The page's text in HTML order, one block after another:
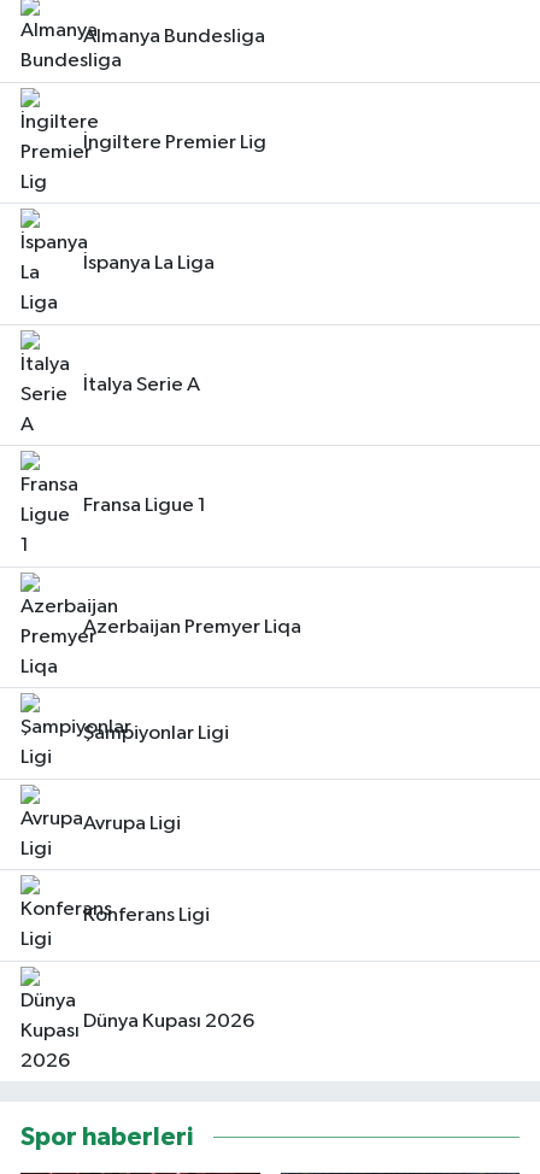
Almanya Bundesliga
İngiltere Premier Lig
İspanya La Liga
İtalya Serie A
Fransa Ligue 1
Azerbaijan Premyer Liqa
Şampiyonlar Ligi
Avrupa Ligi
Konferans Ligi
Dünya Kupası 2026
Spor haberleri